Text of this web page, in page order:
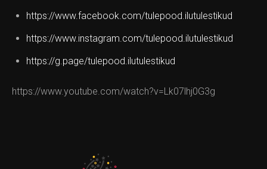
https://www.facebook.com/tulepood.ilutulestikud
https://www.instagram.com/tulepood.ilutulestikud
https://g.page/tulepood.ilutulestikud
https://www.youtube.com/watch?v=Lk07lhj0G3g